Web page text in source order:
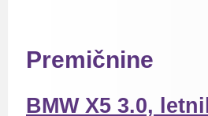
Premičnine
BMW X5 3.0,